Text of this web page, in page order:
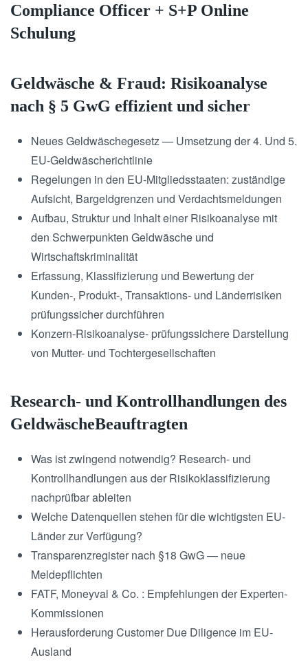
Compliance Officer + S+P Online
Schulung
Geldwäsche & Fraud: Risikoanalyse
nach § 5 GwG effizient und sicher
Neues Geldwäschegesetz — Umsetzung der 4. Und 5.
EU-Geldwäscherichtlinie
Regelungen in den EU-Mitgliedsstaaten: zuständige
Aufsicht, Bargeldgrenzen und Verdachtsmeldungen
Aufbau, Struktur und Inhalt einer Risikoanalyse mit
den Schwerpunkten Geldwäsche und
Wirtschaftskriminalität
Erfassung, Klassifizierung und Bewertung der
Kunden-, Produkt-, Transaktions- und Länderrisiken
prüfungssicher durchführen
Konzern-Risikoanalyse- prüfungssichere Darstellung
von Mutter- und Tochtergesellschaften
Research- und Kontrollhandlungen des
GeldwäscheBeauftragten
Was ist zwingend notwendig? Research- und
Kontrollhandlungen aus der Risikoklassifizierung
nachprüfbar ableiten
Welche Datenquellen stehen für die wichtigsten EU-
Länder zur Verfügung?
Transparenzregister nach §18 GwG — neue
Meldepflichten
FATF, Moneyval & Co. : Empfehlungen der Experten-
Kommissionen
Herausforderung Customer Due Diligence im EU-
Ausland